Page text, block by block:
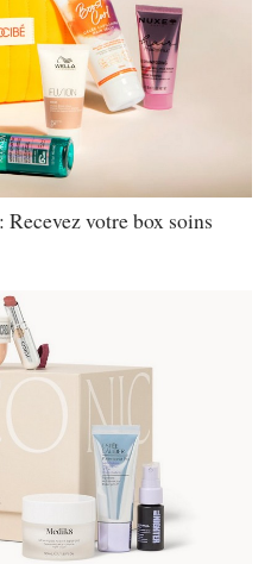
votre box soins